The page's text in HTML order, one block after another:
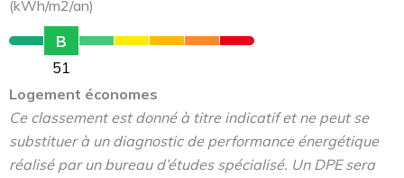
(kWh/m2/an)
B
51
Logement économes
Ce classement est donné à titre indicatif et ne peut se
substituer à un diagnostic de performance énergétique
réalisé par un bureau d’études spécialisé. Un DPE sera